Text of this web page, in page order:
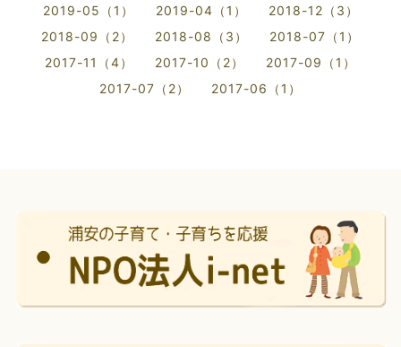
2019-05（1）
2019-04（1）
2018-12（3）
2018-09（2）
2018-08（3）
2018-07（1）
2017-11（4）
2017-10（2）
2017-09（1）
2017-07（2）
2017-06（1）